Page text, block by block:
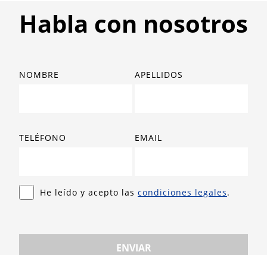
Habla con nosotros
NOMBRE APELLIDOS
TELÉFONO EMAIL
He leído y acepto las condiciones legales.
ENVIAR